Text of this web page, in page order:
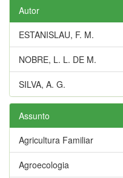
Autor
ESTANISLAU, F. M.
NOBRE, L. L. DE M.
SILVA, A. G.
Assunto
Agricultura Familiar
Agroecologia